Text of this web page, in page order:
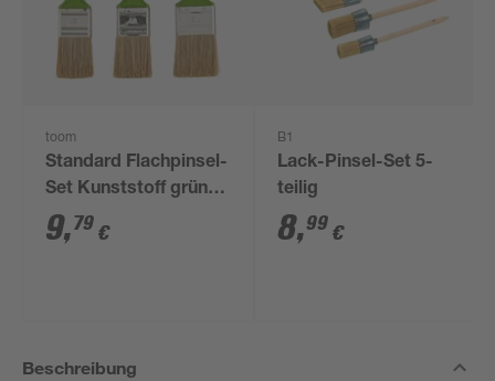
toom
Standard Flachpinsel-
Set Kunststoff grün
40 - 50 mm 3 Stück
9,79 €
B1
Lack-Pinsel-Set 5-
teilig
8,99 €
Beschreibung